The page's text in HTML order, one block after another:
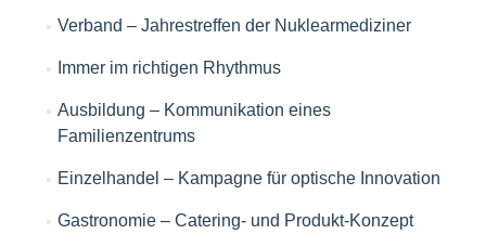
Verband – Jahrestreffen der Nuklearmediziner
Immer im richtigen Rhythmus
Ausbildung – Kommunikation eines
Familienzentrums
Einzelhandel – Kampagne für optische Innovation
Gastronomie – Catering- und Produkt-Konzept